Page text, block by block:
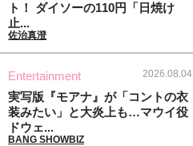
ト！ ダイソーの110円「日焼け
止...
佐治真澄
Entertainment 2026.08.04
実写版『モアナ』が「コントの衣
装みたい」と大炎上も…マウイ役
ドウェ...
BANG SHOWBIZ